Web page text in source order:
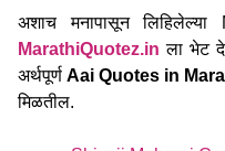
अशाच मनापासून
MarathiQuotez.in ला भेट
अर्थपूर्णAai Quotes in
मिळतील.